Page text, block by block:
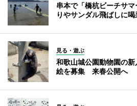
串本で「橋杭ビーチサ
りやサンダル飛ばしに喝
見る・遊ぶ
和歌山城公園動物園の
絵を募集 来春公開へ